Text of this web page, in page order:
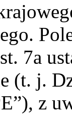
7a
(t. j.
z